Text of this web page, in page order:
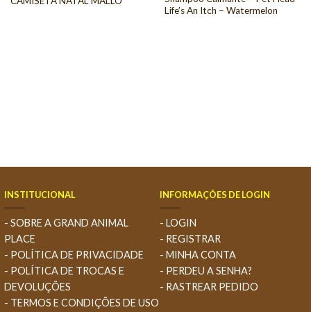
Life’s An Itch – Watermelon
INSTITUCIONAL
- SOBRE A GRAND ANIMAL
PLACE
- POLÍTICA DE PRIVACIDADE
- POLÍTICA DE TROCAS E
DEVOLUÇÕES
- TERMOS E CONDIÇÕES DE USO
INFORMAÇÕES DE LOGIN
- LOGIN
- REGISTRAR
- MINHA CONTA
- PERDEU A SENHA?
- RASTREAR PEDIDO